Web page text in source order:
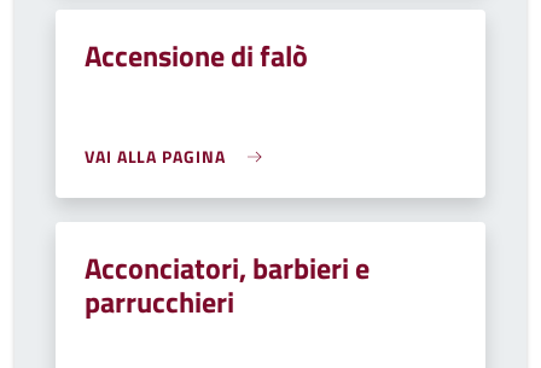
Accensione di falò
VAI ALLA PAGINA
Acconciatori, barbieri e
parrucchieri